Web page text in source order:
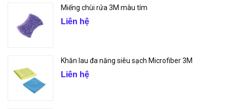
Miếng chùi rửa 3M màu tím
Liên hệ
Khăn lau đa năng siêu sạch Microfiber 3M
Liên hệ